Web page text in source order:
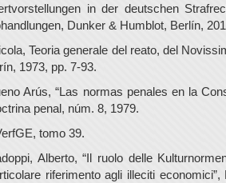
in der deutschen
Dunker & Humblot, Berlín,
Teoria generale del reato, del
1973, pp. 7-93.
Arús, “Las normas penales en la
penal, núm. 8, 1979.
tomo 39.
Alberto, “Il ruolo delle
riferimento agli illeciti